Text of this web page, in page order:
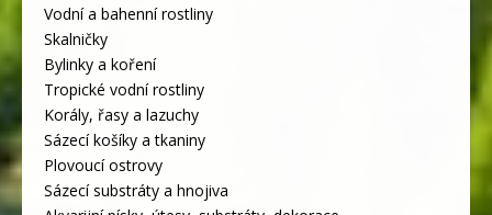
Vodní a bahenní rostliny
Skalničky
Bylinky a koření
Tropické vodní rostliny
Korály, řasy a lazuchy
Sázecí košíky a tkaniny
Plovoucí ostrovy
Sázecí substráty a hnojiva